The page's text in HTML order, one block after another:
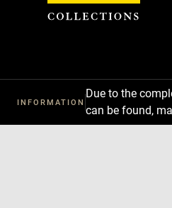
INFORMATION
Due to the
can be found,
Cookies management panel